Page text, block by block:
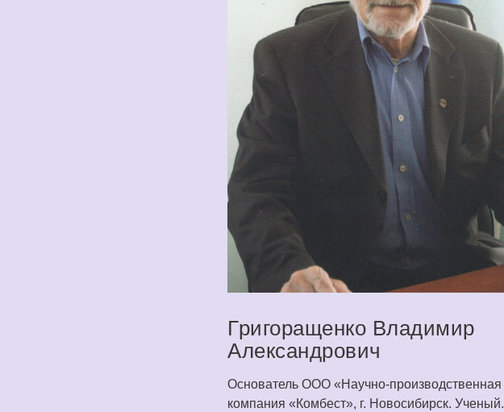
Григоращенко Владимир
Александрович
Основатель ООО «Научно-производственная
компания «Комбест», г. Ново­сибирск. Ученый.